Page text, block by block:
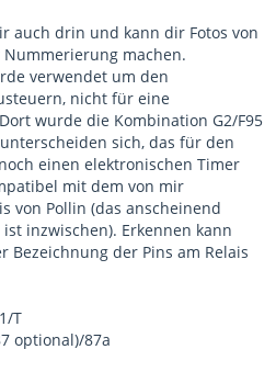
auch drin und kann dir Fotos von
machen.
verwendet um den
nicht für eine
wurde die Kombination G2/F95
sich, das für den
einen elektronischen Timer
mit dem von mir
von Pollin (das anscheinend
inzwischen). Erkennen kann
Bezeichnung der Pins am Relais
T
optional)/87a